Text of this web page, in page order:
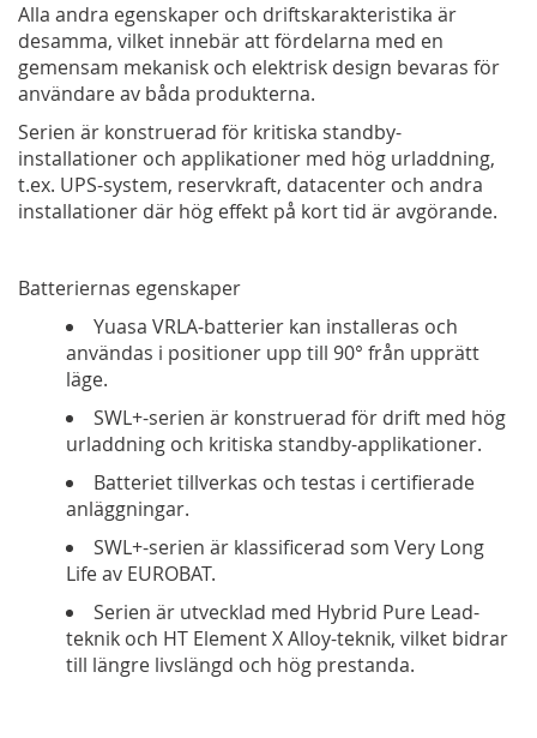
Alla andra egenskaper och driftskarakteristika är
desamma, vilket innebär att fördelarna med en
gemensam mekanisk och elektrisk design bevaras för
användare av båda produkterna.
Serien är konstruerad för kritiska standby-
installationer och applikationer med hög urladdning,
t.ex. UPS-system, reservkraft, datacenter och andra
installationer där hög effekt på kort tid är avgörande.
Batteriernas egenskaper
Yuasa VRLA-batterier kan installeras och
användas i positioner upp till 90° från upprätt
läge.
SWL+-serien är konstruerad för drift med hög
urladdning och kritiska standby-applikationer.
Batteriet tillverkas och testas i certifierade
anläggningar.
SWL+-serien är klassificerad som Very Long
Life av EUROBAT.
Serien är utvecklad med Hybrid Pure Lead-
teknik och HT Element X Alloy-teknik, vilket bidrar
till längre livslängd och hög prestanda.